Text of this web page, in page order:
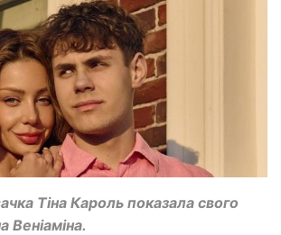
Тіна Кароль показала свого
Веніаміна.